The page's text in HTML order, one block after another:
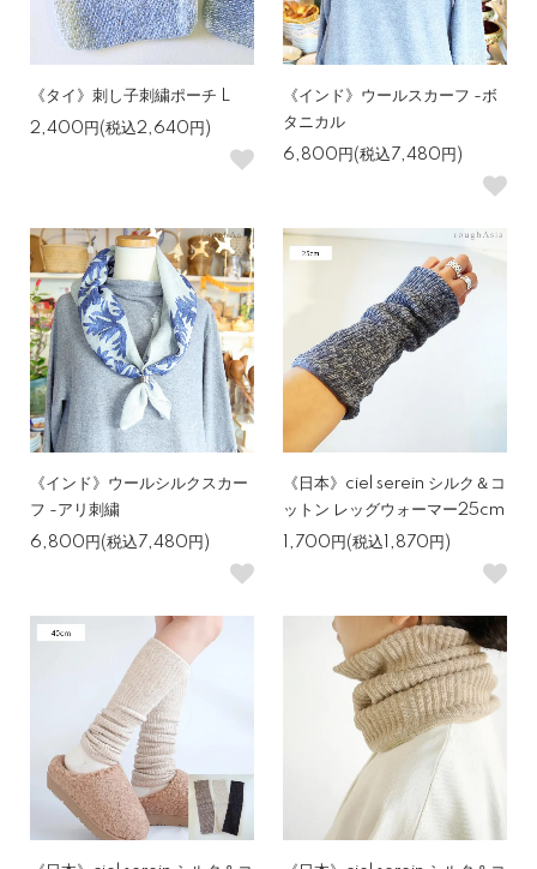
《タイ》刺し子刺繍ポーチ L
2,400円(税込2,640円)
《インド》ウールスカーフ -ボ
タニカル
6,800円(税込7,480円)
《インド》ウールシルクスカー
フ -アリ刺繍
6,800円(税込7,480円)
《日本》ciel serein シルク＆コ
ットン レッグウォーマー25cm
1,700円(税込1,870円)